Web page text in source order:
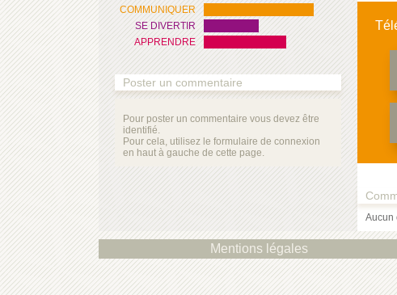
COMMUNIQUER
SE DIVERTIR
APPRENDRE
Poster un commentaire
Pour poster un commentaire vous devez être
identifié.
Pour cela, utilisez le formulaire de connexion
en haut à gauche de cette page.
Aucun
Mentions légales